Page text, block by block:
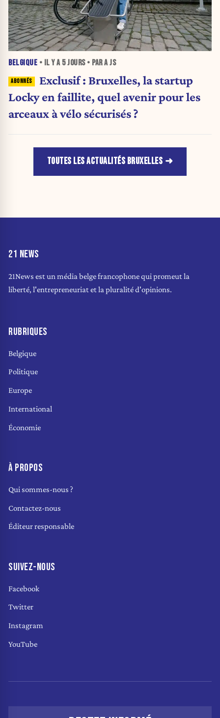
BELGIQUE • IL Y A 5 JOURS• PAR A JS
Exclusif : Bruxelles, la startup
Locky en faillite, quel avenir pour les
arceaux à vélo sécurisés ?
TOUTES LES ACTUALITÉS BRUXELLES
21 NEWS
21News est un média belge francophone qui promeut la
liberté, l'entrepreneuriat et la pluralité d'opinions.
RUBRIQUES
Belgique
Politique
Europe
International
Économie
À PROPOS
Qui sommes-nous ?
Contactez-nous
Éditeur responsable
SUIVEZ-NOUS
Facebook
Twitter
Instagram
YouTube